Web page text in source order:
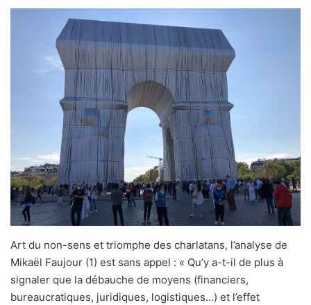
Art du non-sens et triomphe des charlatans, l’analyse de
Mikaël Faujour (1) est sans appel : « Qu’y a-t-il de plus à
signaler que la débauche de moyens (financiers,
bureaucratiques, juridiques, logistiques…) et l’effet